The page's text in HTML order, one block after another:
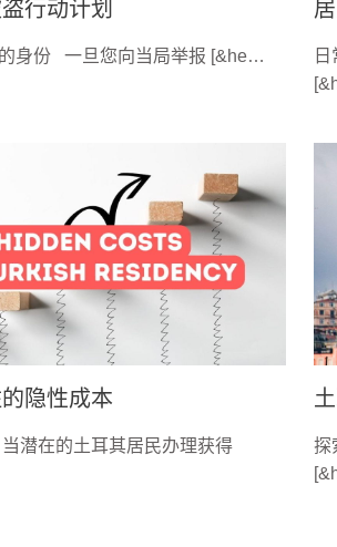
行动计划
身份 一旦您向当局举报 [&he…
隐性成本
潜在的土耳其居民办理获得
探